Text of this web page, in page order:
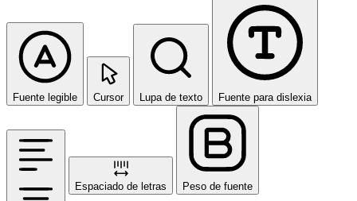
Fuente legible Cursor Lupa de texto Fuente para dislexia
Espaciado de letras Peso de fuente